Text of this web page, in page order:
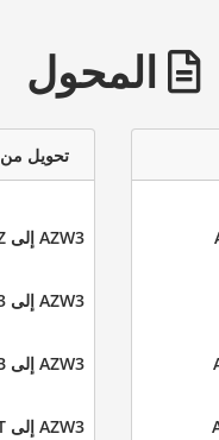
المحول
تحويل من AZW3
AZW3 إلى 7Z
AZW3 إلى AZW3
AZW3 إلى EPUB
AZW3 إلى LIT